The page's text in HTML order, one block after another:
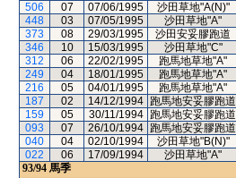
506
07 07/06/1995 沙田草地"A(N)"
448
03 07/05/1995 沙田草地"A"
373
08 29/03/1995 沙田安妥膠跑道
346
10 15/03/1995 沙田草地"C"
312
06 22/02/1995 跑馬地草地"A"
249
04 18/01/1995 跑馬地草地"A"
216
05 04/01/1995 跑馬地草地"A"
187
02 14/12/1994 跑馬地安妥膠跑道
159
05 30/11/1994 跑馬地安妥膠跑道
093
07 26/10/1994 跑馬地安妥膠跑道
040
04 02/10/1994 沙田草地"B(N)"
022
06 17/09/1994 沙田草地"A"
93/94 馬季